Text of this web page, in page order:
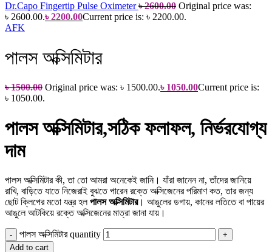
Dr.Capo Fingertip Pulse Oximeter৳2600.00 Original price was:
৳ 2600.00.৳2200.00Current price is: ৳ 2200.00.
AFK
পালস অক্সিমিটার
৳1500.00 Original price was: ৳ 1500.00.৳ 1050.00Current price is:
৳ 1050.00.
পালস অক্সিমিটার,সঠিক ফলাফল, নির্ভরযোগ্য
দাম
পালস অক্সিমিটার কী, তা তো আমরা অনেকেই জানি। যাঁরা জানেন না, তাঁদের জানিয়ে
রাখি, বাড়িতে যাতে নিজেরাই বুঝতে পারেন রক্তে অক্সিজেনের পরিমাণ কত, তার জন্য
ছোট ক্লিপের মতো যন্ত্র হলপালস অক্সিমিটার। আঙুলের ডগায়, কানের লতিতে বা পায়ের
আঙুলে আটকিয়ে রক্তে অক্সিজেনের মাত্রা জানা যায়।
পালস অক্সিমিটার quantity
Add to cart